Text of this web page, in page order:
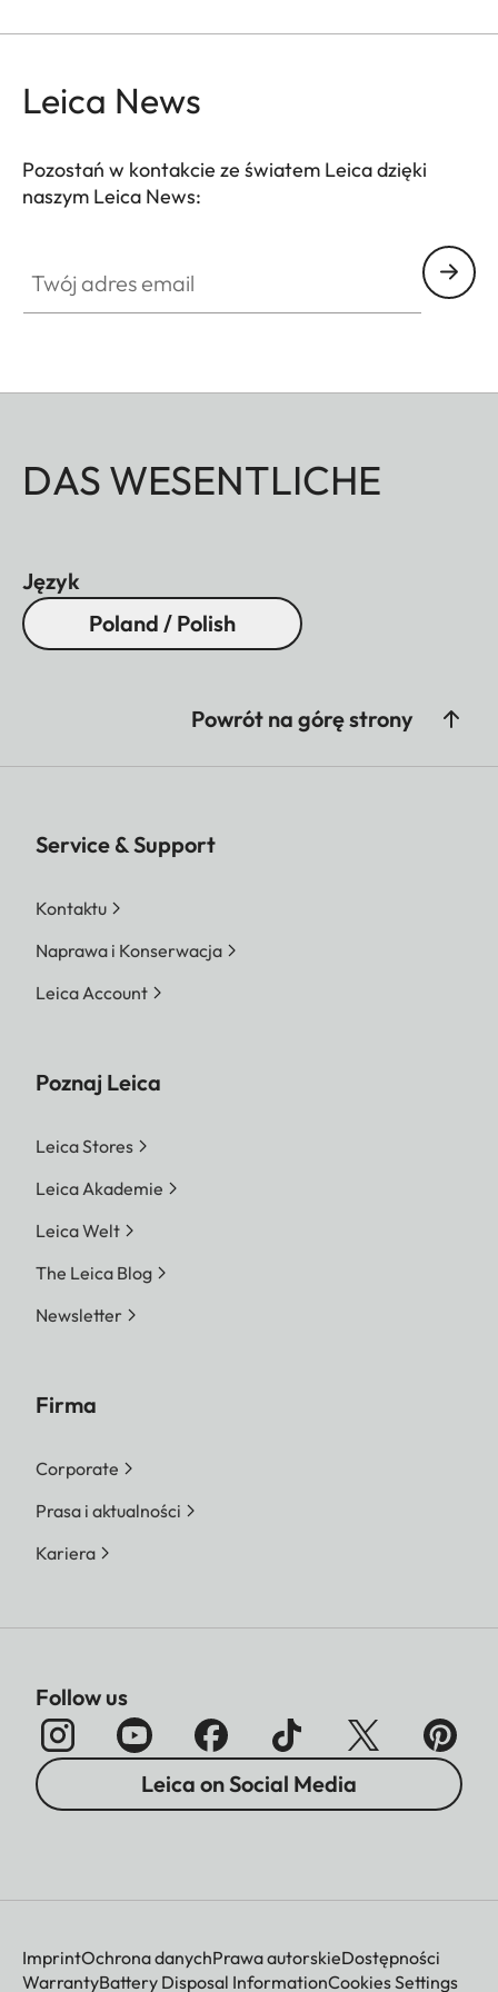
Leica News
Pozostań w kontakcie ze światem Leica dzięki
naszym Leica News:
DAS WESENTLICHE
Język
Poland / Polish
Powrót na górę strony
Service & Support
Kontaktu
Naprawa i Konserwacja
Leica Account
Poznaj Leica
Leica Stores
Leica Akademie
Leica Welt
The Leica Blog
Newsletter
Firma
Corporate
Prasa i aktualności
Kariera
Follow us
Leica on Social Media
ImprintOchrona danychPrawa autorskieDostępności
WarrantyBattery Disposal InformationCookies Settings